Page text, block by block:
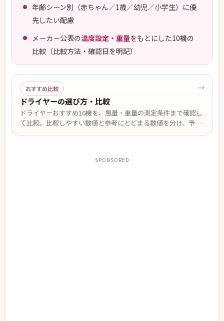
年齢シーン別（赤ちゃん／1歳／幼児／小学生）に優
先したい配慮
メーカー公表の温度設定・重量をもとにした10機の
比較（比較方法・確認日を明記）
おすすめ比較
ドライヤーの選び方・比較
ドライヤーおすすめ10機を、風量・重量の測定条件まで確認し
て比較。比較しやすい数値と参考にとどまる数値を分け、予
→
SPONSORED